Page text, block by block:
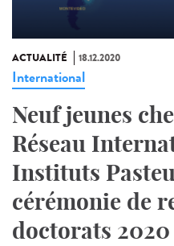
ACTUALITÉ 18.12.2020
International
Neuf jeunes
Réseau
Instituts
cérémonie de
doctorats 2020